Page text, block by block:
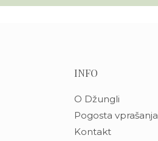
INFO
O Džungli
Pogosta vprašanja
Kontakt